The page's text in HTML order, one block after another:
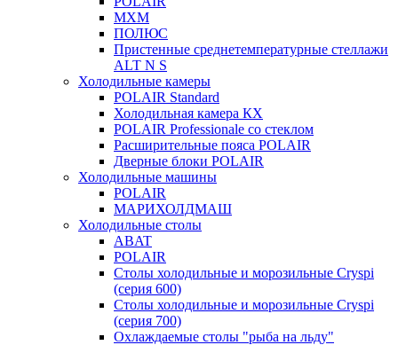
МХМ
ПОЛЮС
Пристенные среднетемпературные стеллажи
ALT N S
Холодильные камеры
POLAIR Standard
Холодильная камера КХ
POLAIR Professionale со стеклом
Расширительные пояса POLAIR
Дверные блоки POLAIR
Холодильные машины
POLAIR
МАРИХОЛДМАШ
Холодильные столы
ABAT
POLAIR
Столы холодильные и морозильные Cryspi
(серия 600)
Столы холодильные и морозильные Cryspi
(серия 700)
Охлаждаемые столы "рыба на льду"